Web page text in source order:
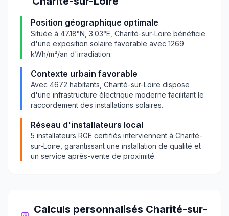
Position géographique optimale
Située à 47.18°N, 3.03°E, Charité-sur-Loire bénéficie
d'une exposition solaire favorable avec 1269
kWh/m²/an d'irradiation.
Contexte urbain favorable
Avec 4672 habitants, Charité-sur-Loire dispose
d'une infrastructure électrique moderne facilitant le
raccordement des installations solaires.
Réseau d'installateurs local
5 installateurs RGE certifiés interviennent à Charité-
sur-Loire , garantissant une installation de qualité et
un service après-vente de proximité.
Calculs personnalisés Charité-sur-